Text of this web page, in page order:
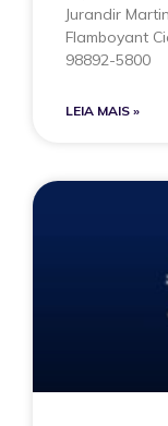
Jurandir
Flamboyant
98892-5800
LEIA MAIS »